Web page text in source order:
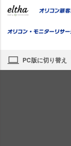
PC版に切り替え